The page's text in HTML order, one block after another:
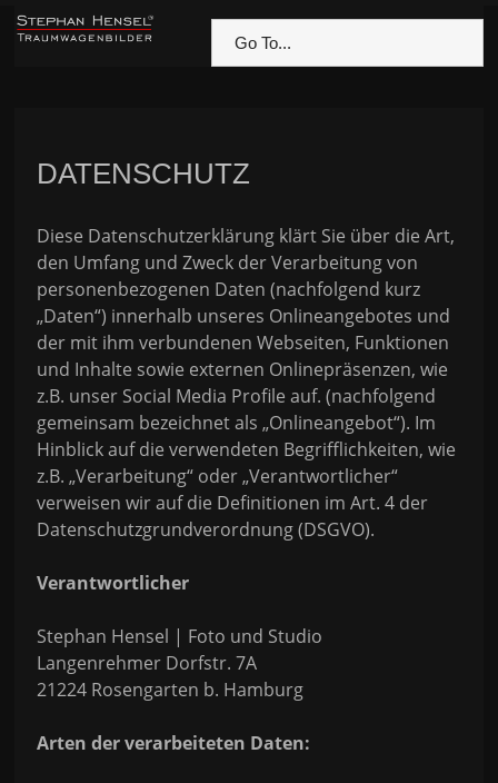
Go To...
DATENSCHUTZ
Diese Datenschutzerklärung klärt Sie über die Art,
den Umfang und Zweck der Verarbeitung von
personenbezogenen Daten (nachfolgend kurz
„Daten“) innerhalb unseres Onlineangebotes und
der mit ihm verbundenen Webseiten, Funktionen
und Inhalte sowie externen Onlinepräsenzen, wie
z.B. unser Social Media Profile auf. (nachfolgend
gemeinsam bezeichnet als „Onlineangebot“). Im
Hinblick auf die verwendeten Begrifflichkeiten, wie
z.B. „Verarbeitung“ oder „Verantwortlicher“
verweisen wir auf die Definitionen im Art. 4 der
Datenschutzgrundverordnung (DSGVO).
Verantwortlicher
Stephan Hensel | Foto und Studio
Langenrehmer Dorfstr. 7A
21224 Rosengarten b. Hamburg
Arten der verarbeiteten Daten: